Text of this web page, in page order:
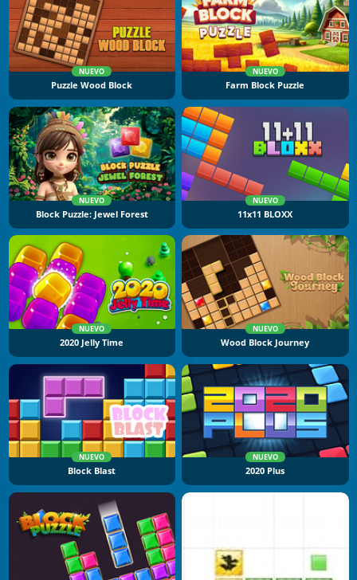
NUEVO
Puzzle Wood Block
NUEVO
Farm Block Puzzle
NUEVO
Block Puzzle: Jewel Forest
NUEVO
11x11 BLOXX
NUEVO
2020 Jelly Time
NUEVO
Wood Block Journey
NUEVO
Block Blast
NUEVO
2020 Plus